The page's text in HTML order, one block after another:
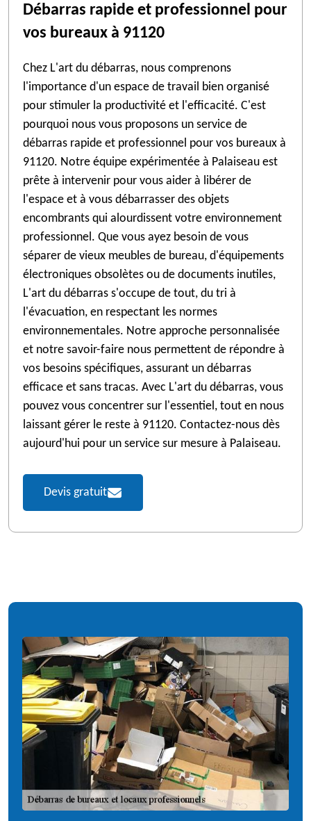
Débarras rapide et professionnel pour
vos bureaux à 91120
Chez L'art du débarras, nous comprenons
l'importance d'un espace de travail bien organisé
pour stimuler la productivité et l'efficacité. C'est
pourquoi nous vous proposons un service de
débarras rapide et professionnel pour vos bureaux à
91120. Notre équipe expérimentée à Palaiseau est
prête à intervenir pour vous aider à libérer de
l'espace et à vous débarrasser des objets
encombrants qui alourdissent votre environnement
professionnel. Que vous ayez besoin de vous
séparer de vieux meubles de bureau, d'équipements
électroniques obsolètes ou de documents inutiles,
L'art du débarras s'occupe de tout, du tri à
l'évacuation, en respectant les normes
environnementales. Notre approche personnalisée
et notre savoir-faire nous permettent de répondre à
vos besoins spécifiques, assurant un débarras
efficace et sans tracas. Avec L'art du débarras, vous
pouvez vous concentrer sur l'essentiel, tout en nous
laissant gérer le reste à 91120. Contactez-nous dès
aujourd'hui pour un service sur mesure à Palaiseau.
Devis gratuit